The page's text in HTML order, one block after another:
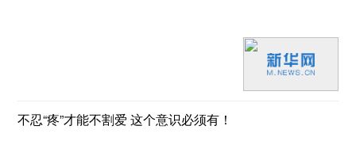
不忍“疼”才能不割爱 这个意识必须有！